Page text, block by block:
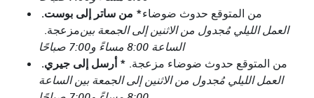
من ساتر إلى بوست. *من المتوقع حدوث ضوضاء
مزعجة.العمل الليلي مُجدول من الاثنين إلى الجمعة بين
الساعة 8:00 مساءً و7:00 صباحًا
أرسل إلى جيري. * من المتوقع حدوث ضوضاء مزعجة.
العمل الليلي مُجدول من الاثنين إلى الجمعة بين الساعة